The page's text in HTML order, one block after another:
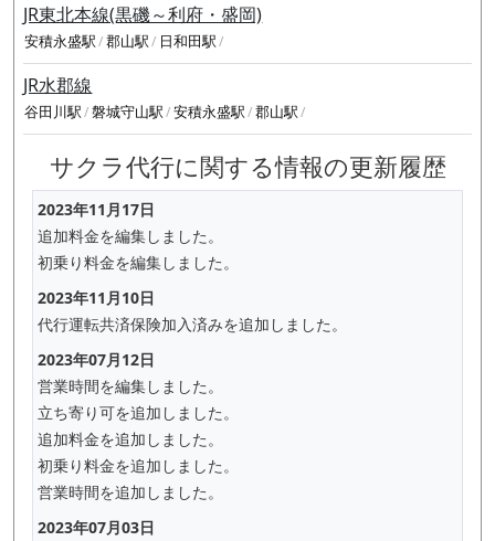
JR東北本線(黒磯～利府・盛岡)
安積永盛駅 郡山駅 日和田駅
JR水郡線
谷田川駅 磐城守山駅 安積永盛駅 郡山駅
サクラ代行に関する情報の更新履歴
2023年11月17日
追加料金を編集しました。
初乗り料金を編集しました。
2023年11月10日
代行運転共済保険加入済みを追加しました。
2023年07月12日
営業時間を編集しました。
立ち寄り可を追加しました。
追加料金を追加しました。
初乗り料金を追加しました。
営業時間を追加しました。
2023年07月03日